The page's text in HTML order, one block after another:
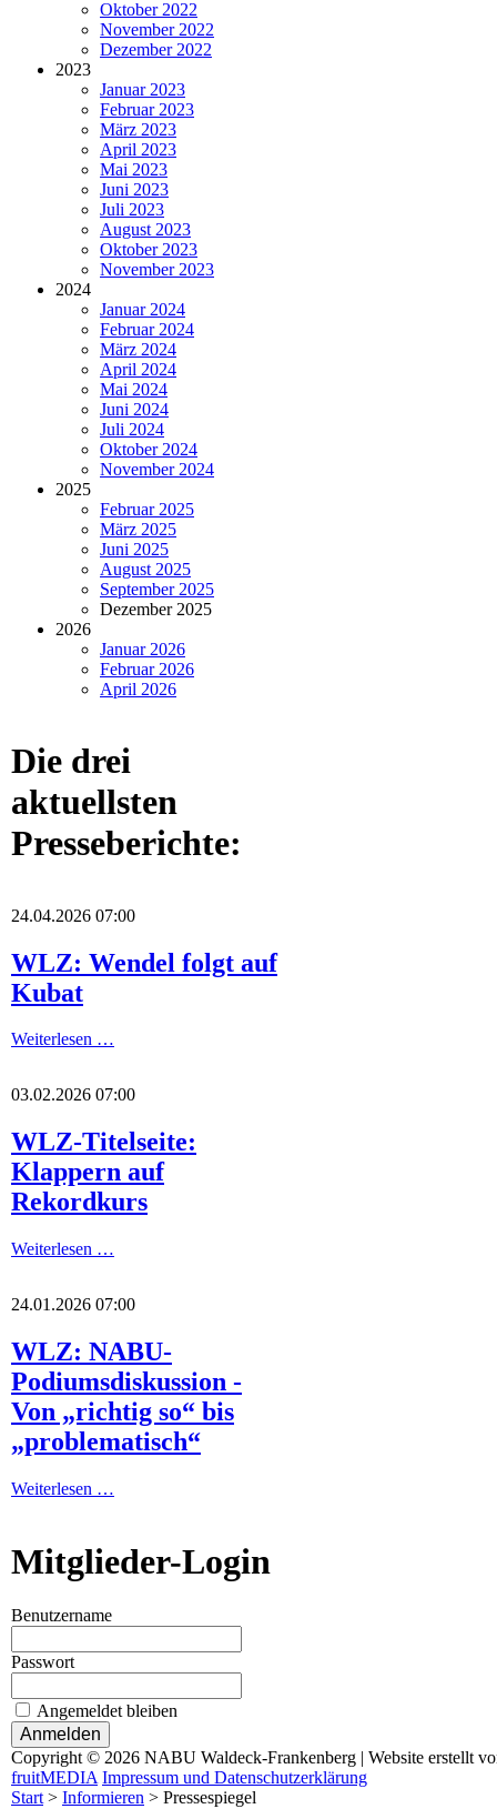
Oktober 2022
November 2022
Dezember 2022
2023
Januar 2023
Februar 2023
März 2023
April 2023
Mai 2023
Juni 2023
Juli 2023
August 2023
Oktober 2023
November 2023
2024
Januar 2024
Februar 2024
März 2024
April 2024
Mai 2024
Juni 2024
Juli 2024
Oktober 2024
November 2024
2025
Februar 2025
März 2025
Juni 2025
August 2025
September 2025
Dezember 2025
2026
Januar 2026
Februar 2026
April 2026
Die drei
aktuellsten
Presseberichte:
24.04.2026 07:00
WLZ: Wendel folgt auf
Kubat
Weiterlesen …
03.02.2026 07:00
WLZ-Titelseite:
Klappern auf
Rekordkurs
Weiterlesen …
24.01.2026 07:00
WLZ: NABU-
Podiumsdiskussion -
Von „richtig so“ bis
„problematisch“
Weiterlesen …
Mitglieder-Login
Benutzername
Passwort
Angemeldet bleiben
Copyright © 2026 NABU Waldeck-Frankenberg | Website erstellt
fruitMEDIA Impressum und Datenschutzerklärung
Start > Informieren > Pressespiegel